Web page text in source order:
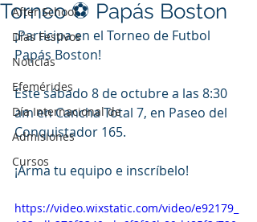
After School
Días Festivos
Noticias
Efemérides
Día Internacional de
Admisiones
Cursos
Torneo ⚽ Papás Boston
¡Participa en el Torneo de Futbol
Papás Boston!
Este sábado 8 de octubre a las 8:30
am en Cancha Total 7, en Paseo del
Conquistador 165.
¡Arma tu equipo e inscríbelo!
https://video.wixstatic.com/video/e92179_